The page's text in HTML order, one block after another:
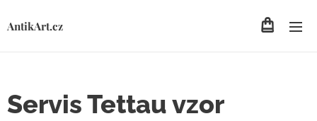
AntikArt.cz
Servis Tettau vzor